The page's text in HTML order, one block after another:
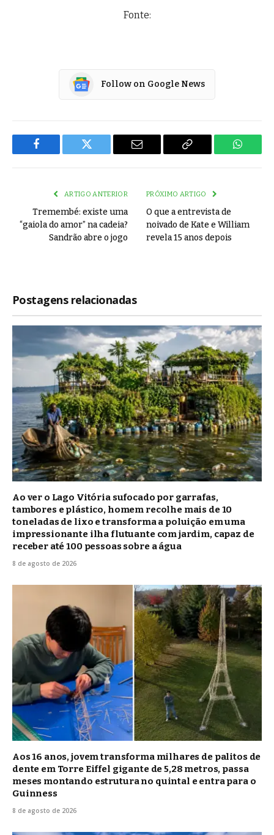
Fonte:
Follow on Google News
Facebook Twitter Email
Copy
ARTIGO ANTERIOR
Tremembé: existe uma
“gaiola do amor” na cadeia?
Sandrão abre o jogo
PRÓXIMO ARTIGO
O que a entrevista de
noivado de Kate e William
revela 15 anos depois
Postagens relacionadas
Ao ver o Lago Vitória sufocado por garrafas,
tambores e plástico, homem recolhe mais de 10
toneladas de lixo e transforma a poluição em uma
impressionante ilha flutuante com jardim, capaz de
receber até 100 pessoas sobre a água
8 de agosto de 2026
Aos 16 anos, jovem transforma milhares de palitos de
dente em Torre Eiffel gigante de 5,28 metros, passa
meses montando estrutura no quintal e entra para o
Guinness
8 de agosto de 2026